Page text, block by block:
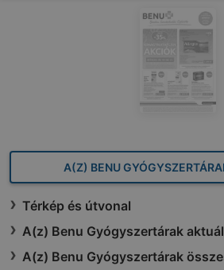
A(Z) BENU
Térkép és útvonal
A(z) Benu Gyógyszertárak
A(z) Benu Gyógyszertárak